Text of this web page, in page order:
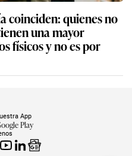
coinciden: quienes no
una mayor
físicos y no es por
App
Play